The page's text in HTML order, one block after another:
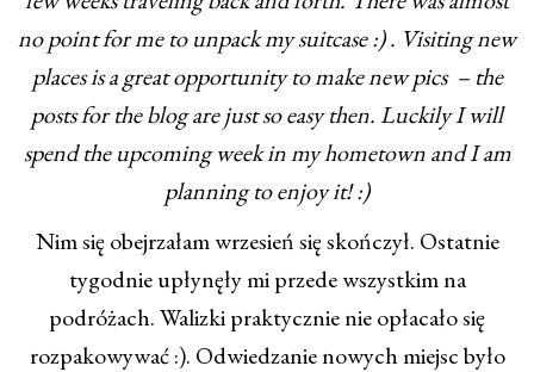
no point for me to unpack my suitcase :) . Visiting new
places is a great opportunity to make new pics – the
posts for the blog are just so easy then. Luckily I will
spend the upcoming week in my hometown and I am
planning to enjoy it! :)
Nim się obejrzałam wrzesień się skończył. Ostatnie
tygodnie upłynęły mi przede wszystkim na
podróżach. Walizki praktycznie nie opłacało się
rozpakowywać :). Odwiedzanie nowych miejsc było